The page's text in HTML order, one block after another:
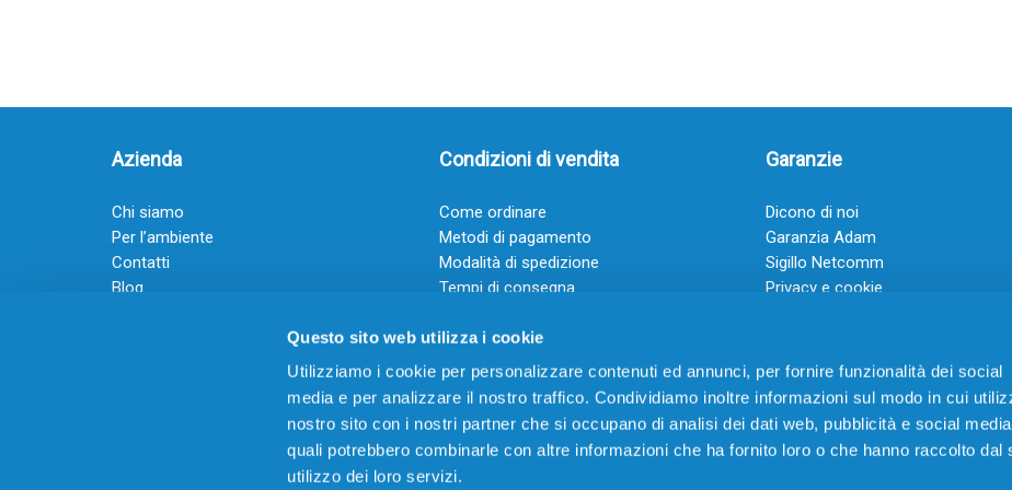
Questo sito web utilizza i cookie
Utilizziamo i cookie per personalizzare contenuti ed annunci, per fornire funzionalità dei social
media e per analizzare il nostro traffico. Condividiamo inoltre informazioni sul modo in cui
nostro sito con i nostri partner che si occupano di analisi dei dati web, pubblicità e social
quali potrebbero combinarle con altre informazioni che ha fornito loro o che hanno raccolto dal
utilizzo dei loro servizi.
Azienda
Chi siamo
Per l’ambiente
Contatti
Blog
Guadagna con il Dropship
Condizioni di vendita
Come ordinare
Metodi di pagamento
Modalità di spedizione
Tempi di consegna
Garanzie
Dicono di noi
Garanzia Adam
Sigillo Netcomm
Privacy e cookie